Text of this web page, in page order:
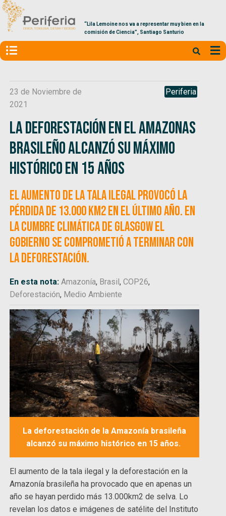
“Lila Lemoine nos va a representar muy bien en la
comisión de Ciencia”, Santiago Santurio
23 de Noviembre de
2021
Periferia
La deforestación en el Amazonas
brasileño alcanzó su máximo
histórico en 15 años
El aumento de la tala ilegal provocó la
pérdida de 13.000 km2 en el último año. En
la cumbre climática de Glasgow el
Gobierno se comprometió a terminar con
la deforestación.
En esta nota:Amazonía, Brasil,COP26,
Deforestación, Medio Ambiente
La deforestación de la Amazonía brasileña
alcanzó su máximo histórico en 15 años.
El aumento de la tala ilegal y la deforestación en la
Amazonía brasileña ha provocado que en apenas un
año se hayan perdido más 13.000km2 de selva. Lo
revelan los datos e imágenes de satélite del Instituto